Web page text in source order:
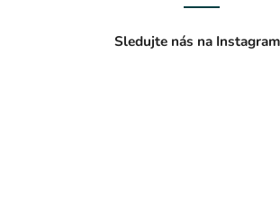
Sledujte nás na